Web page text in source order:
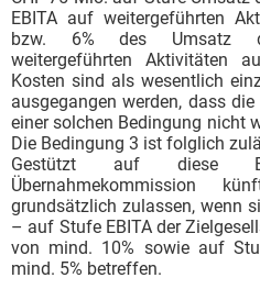
EBITA auf weitergeführten
bzw. 6% des Umsatz
weitergeführten Aktivitäten
Kosten sind als wesentlich
ausgegangen werden, dass
einer solchen Bedingung nicht
Die Bedingung 3 ist folglich
Gestützt auf diese
Übernahmekommission
grundsätzlich zulassen, wenn
– auf Stufe EBITA der
von mind. 10% sowie auf
mind. 5% betreffen.